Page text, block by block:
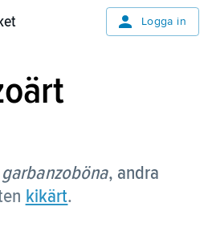
Logga in
garbanzoböna, andra
kikärt.